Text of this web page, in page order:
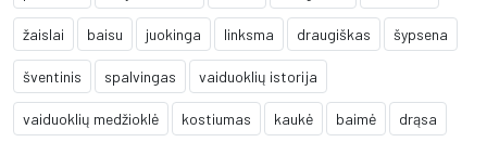
žaislai baisu juokinga linksma draugiškas šypsena
šventinis spalvingas vaiduoklių istorija
vaiduoklių medžioklė kostiumas kaukė baimė drąsa